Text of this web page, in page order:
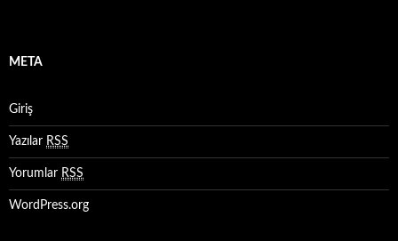
META
Giriş
Yazılar RSS
Yorumlar RSS
WordPress.org